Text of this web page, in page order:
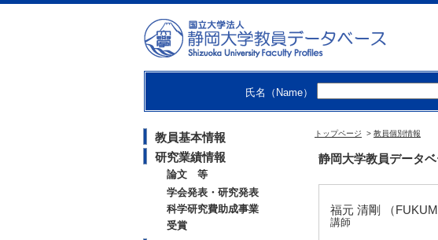
氏名（Name）
教員基本情報
研究業績情報
論文 等
学会発表・研究発表
科学研究費助成事業
受賞
トップページ > 教員個別情報
静岡大学教員データ
福元 清剛 （
講師